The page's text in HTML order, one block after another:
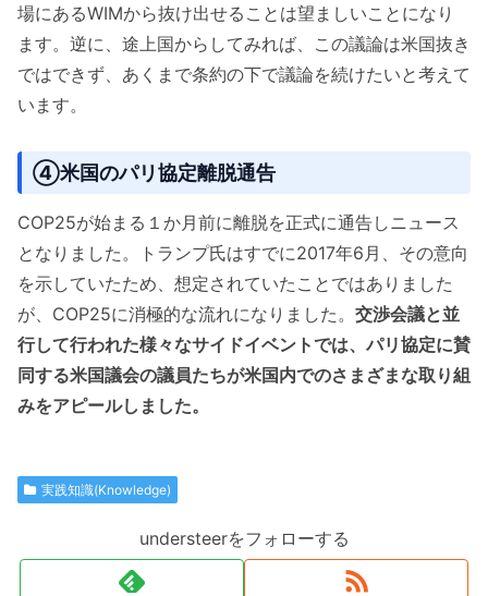
場にあるWIMから抜け出せることは望ましいことになり
ます。逆に、途上国からしてみれば、この議論は米国抜き
ではできず、あくまで条約の下で議論を続けたいと考えて
います。
④米国のパリ協定離脱通告
COP25が始まる１か月前に離脱を正式に通告しニュース
となりました。トランプ氏はすでに2017年6月、その意向
を示していたため、想定されていたことではありました
が、COP25に消極的な流れになりました。 交渉会議と並
行して行われた様々なサイドイベントでは、パリ協定に賛
同する米国議会の議員たちが米国内でのさまざまな取り組
みをアピールしました。
実践知識(Knowledge)
understeerをフォローする